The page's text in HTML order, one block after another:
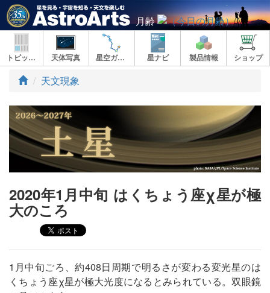
月齢
トピックス 天体写真 星空ガイド 星ナビ 製品情報 ショップ
ト
プ
天文現象
2020年1月中旬 はくちょう座χ星が極
大のころ
1月中旬ごろ、約408日周期で明るさが変わる変光星のは
くちょう座χ星が極大光度になるとみられている。双眼鏡